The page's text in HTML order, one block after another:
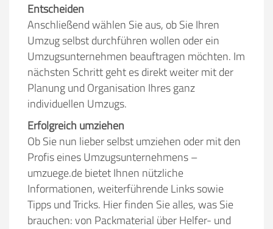
Entscheiden
Anschließend wählen Sie aus, ob Sie Ihren
Umzug selbst durchführen wollen oder ein
Umzugsunternehmen beauftragen möchten. Im
nächsten Schritt geht es direkt weiter mit der
Planung und Organisation Ihres ganz
individuellen Umzugs.
Erfolgreich umziehen
Ob Sie nun lieber selbst umziehen oder mit den
Profis eines Umzugsunternehmens –
umzuege.de bietet Ihnen nützliche
Informationen, weiterführende Links sowie
Tipps und Tricks. Hier finden Sie alles, was Sie
brauchen: von Packmaterial über Helfer- und